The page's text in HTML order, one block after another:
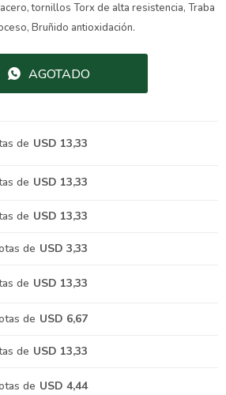
tornillos Torx de alta resistencia, Traba
Bruñido antioxidación.
AGOTADO
de USD 13,33
de USD 13,33
de USD 13,33
de USD 3,33
de USD 13,33
de USD 6,67
de USD 13,33
de USD 4,44